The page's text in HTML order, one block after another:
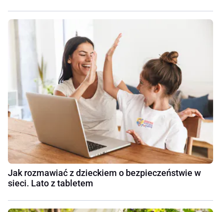
Jak rozmawiać z dzieckiem o bezpieczeństwie w
sieci. Lato z tabletem